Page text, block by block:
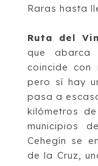
Raras hasta
Ruta del
que
coincide con
pero sí hay
pasa a
kilómetros
municipios de
Cehegín se
de la Cruz,